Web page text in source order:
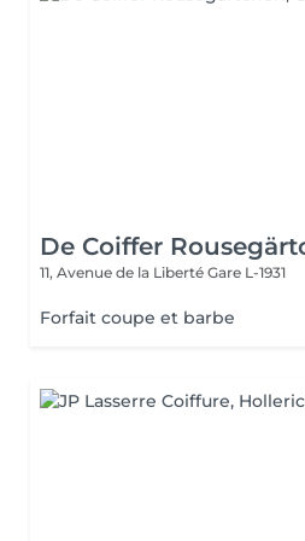
De Coiffer
11, Avenue de la Liberté Gare L-1931
Forfait coupe et barbe